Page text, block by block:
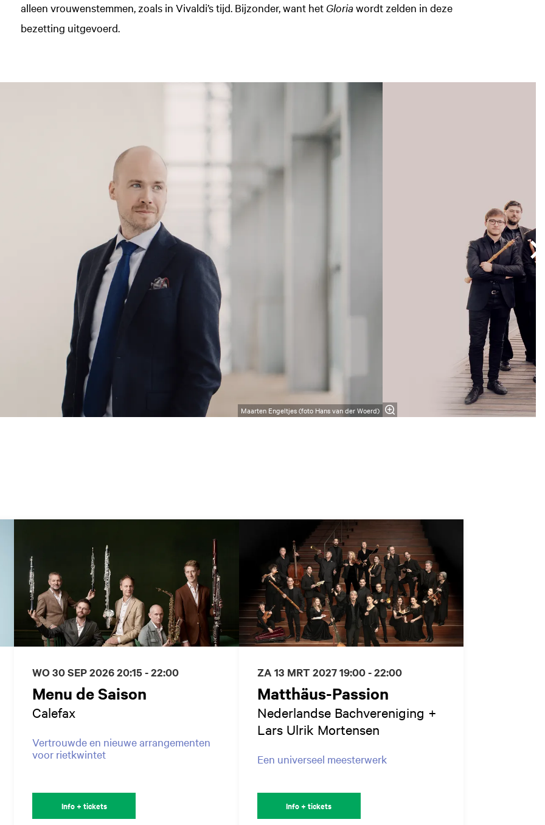
alleen vrouwenstemmen, zoals in Vivaldi’s tijd. Bijzonder, want hetGloriawordt zelden in deze
bezetting uitgevoerd.
Maarten Engeltjes (foto Hans van der Woerd)
Menu de Saison
Calefax
Vertrouwde en nieuwe arrangementen
voor rietkwintet
WO 30 SEP 202620:15 - 22:00
Info + tickets
Matthäus-Passion
Nederlandse Bachvereniging +
Lars Ulrik Mortensen
Een universeel meesterwerk
ZA 13 MRT 202719:00 - 22:00
Info + tickets